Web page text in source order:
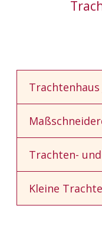
Trachtenhaus